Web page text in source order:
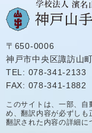
〒650-0006
神戸市中央区諏訪山
TEL: 078-341-2133
FAX: 078-341-1882
このサイトは、一部、自
め、翻訳内容が必ずしも
翻訳された内容の詳細に